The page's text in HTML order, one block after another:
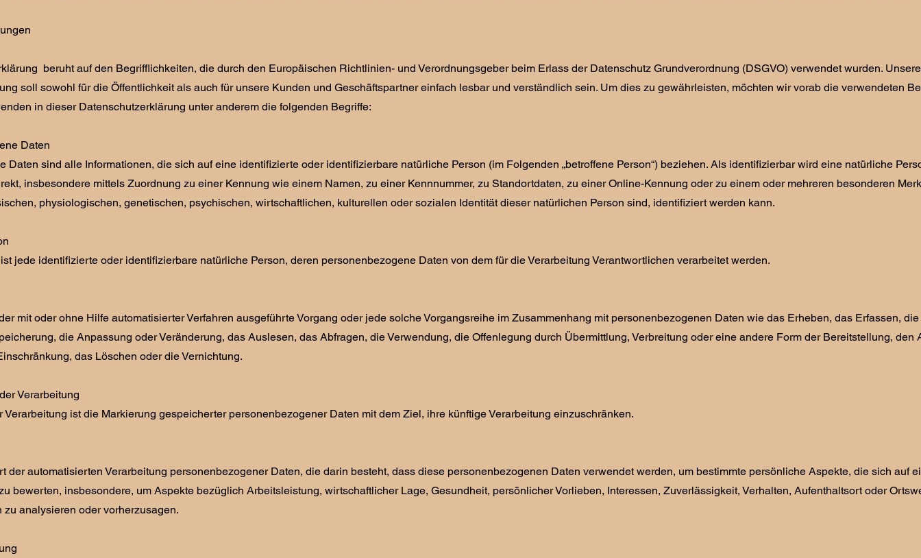
beruht auf den Begrifflichkeiten, die durch den Europäischen Richtlinien- und Verordnungsgeber beim Erlass der Datenschutz Grundverordnung (DSGVO) verwendet wurden. Unsere
soll sowohl für die Öffentlichkeit als auch für unsere Kunden und Geschäftspartner einfach lesbar und verständlich sein. Um dies zu gewährleisten, möchten wir vorab die verwendeten
in dieser Datenschutzerklärung unter anderem die folgenden Begriffe:
Daten
Daten sind alle Informationen, die sich auf eine identifizierte oder identifizierbare natürliche Person (im Folgenden „betroffene Person“) beziehen. Als identifizierbar wird eine natürliche
insbesondere mittels Zuordnung zu einer Kennung wie einem Namen, zu einer Kennnummer, zu Standortdaten, zu einer Online-Kennung oder zu einem oder mehreren besonderen
physiologischen, genetischen, psychischen, wirtschaftlichen, kulturellen oder sozialen Identität dieser natürlichen Person sind, identifiziert werden kann.
jede identifizierte oder identifizierbare natürliche Person, deren personenbezogene Daten von dem für die Verarbeitung Verantwortlichen verarbeitet werden.
mit oder ohne Hilfe automatisierter Verfahren ausgeführte Vorgang oder jede solche Vorgangsreihe im Zusammenhang mit personenbezogenen Daten wie das Erheben, das Erfassen,
die Anpassung oder Veränderung, das Auslesen, das Abfragen, die Verwendung, die Offenlegung durch Übermittlung, Verbreitung oder eine andere Form der Bereitstellung, den
das Löschen oder die Vernichtung.
Verarbeitung
Verarbeitung ist die Markierung gespeicherter personenbezogener Daten mit dem Ziel, ihre künftige Verarbeitung einzuschränken.
der automatisierten Verarbeitung personenbezogener Daten, die darin besteht, dass diese personenbezogenen Daten verwendet werden, um bestimmte persönliche Aspekte, die sich auf
bewerten, insbesondere, um Aspekte bezüglich Arbeitsleistung, wirtschaftlicher Lage, Gesundheit, persönlicher Vorlieben, Interessen, Zuverlässigkeit, Verhalten, Aufenthaltsort oder
zu analysieren oder vorherzusagen.